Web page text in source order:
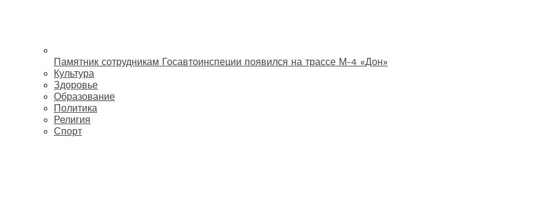
Памятник сотрудникам Госавтоинспеции появился на трассе М-4 «Дон»
Культура
Здоровье
Образование
Политика
Религия
Спорт